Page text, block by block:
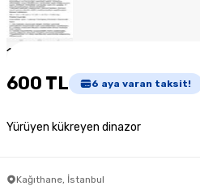
1
600 TL 6 aya varan taksit!
Yürüyen kükreyen dinazor
Kağıthane, İstanbul